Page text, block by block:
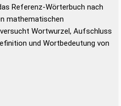
Referenz-Wörterbuch nach
mathematischen
Wortwurzel, Aufschluss
und Wortbedeutung von